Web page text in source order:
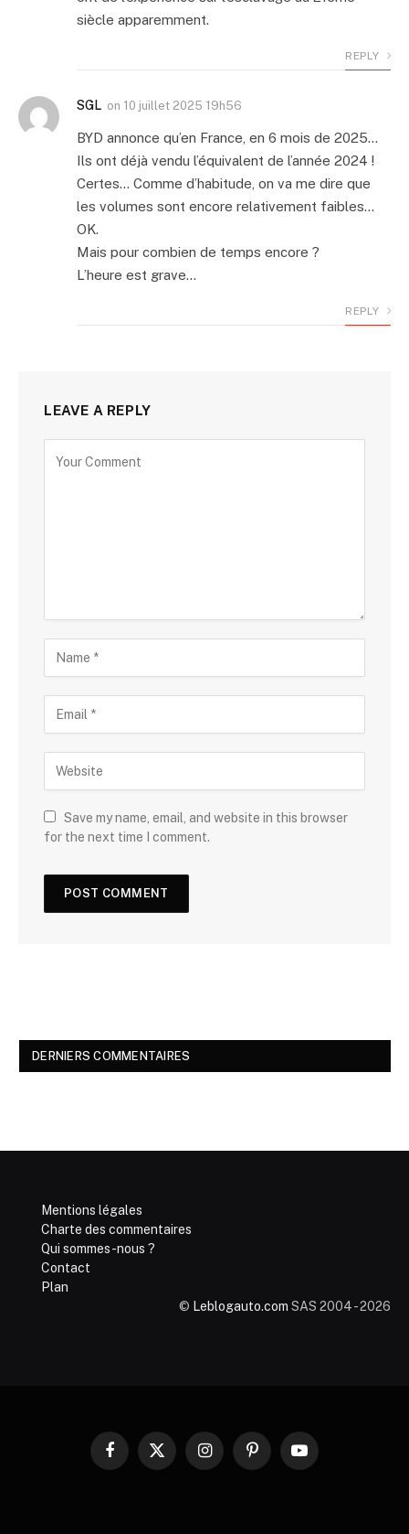
siècle apparemment.
REPLY
SGL on 10 juillet 2025 19h56
BYD annonce qu’en France, en 6 mois de 2025…
Ils ont déjà vendu l’équivalent de l’année 2024 !
Certes… Comme d’habitude, on va me dire que
les volumes sont encore relativement faibles…
OK.
Mais pour combien de temps encore ?
L’heure est grave…
REPLY
LEAVE A REPLY
Save my name, email, and website in this browser
for the next time I comment.
DERNIERS COMMENTAIRES
Mentions légales
Charte des commentaires
Qui sommes-nous ?
Contact
Plan
© Leblogauto.com SAS 2004 - 2026
Facebook
X
InstagramPinterestYouTube